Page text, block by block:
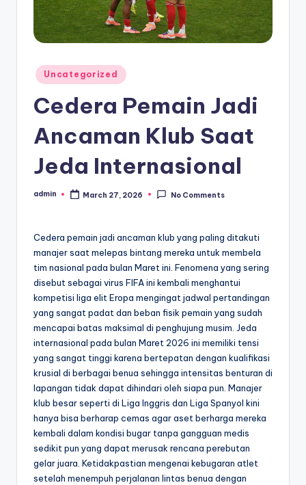
Posted
in
Uncategorized
Cedera Pemain Jadi
Ancaman Klub Saat
Jeda Internasional
Posted
admin March 27, 2026 No Comments
Cedera pemain jadi ancaman klub yang paling ditakuti
manajer saat melepas bintang mereka untuk membela
tim nasional pada bulan Maret ini. Fenomena yang sering
disebut sebagai virus FIFA ini kembali menghantui
kompetisi liga elit Eropa mengingat jadwal pertandingan
yang sangat padat dan beban fisik pemain yang sudah
mencapai batas maksimal di penghujung musim. Jeda
internasional pada bulan Maret 2026 ini memiliki tensi
yang sangat tinggi karena bertepatan dengan kualifikasi
krusial di berbagai benua sehingga intensitas benturan di
lapangan tidak dapat dihindari oleh siapa pun. Manajer
klub besar seperti di Liga Inggris dan Liga Spanyol kini
hanya bisa berharap cemas agar aset berharga mereka
kembali dalam kondisi bugar tanpa gangguan medis
sedikit pun yang dapat merusak rencana perebutan
gelar juara. Ketidakpastian mengenai kebugaran atlet
setelah menempuh perjalanan lintas benua dengan